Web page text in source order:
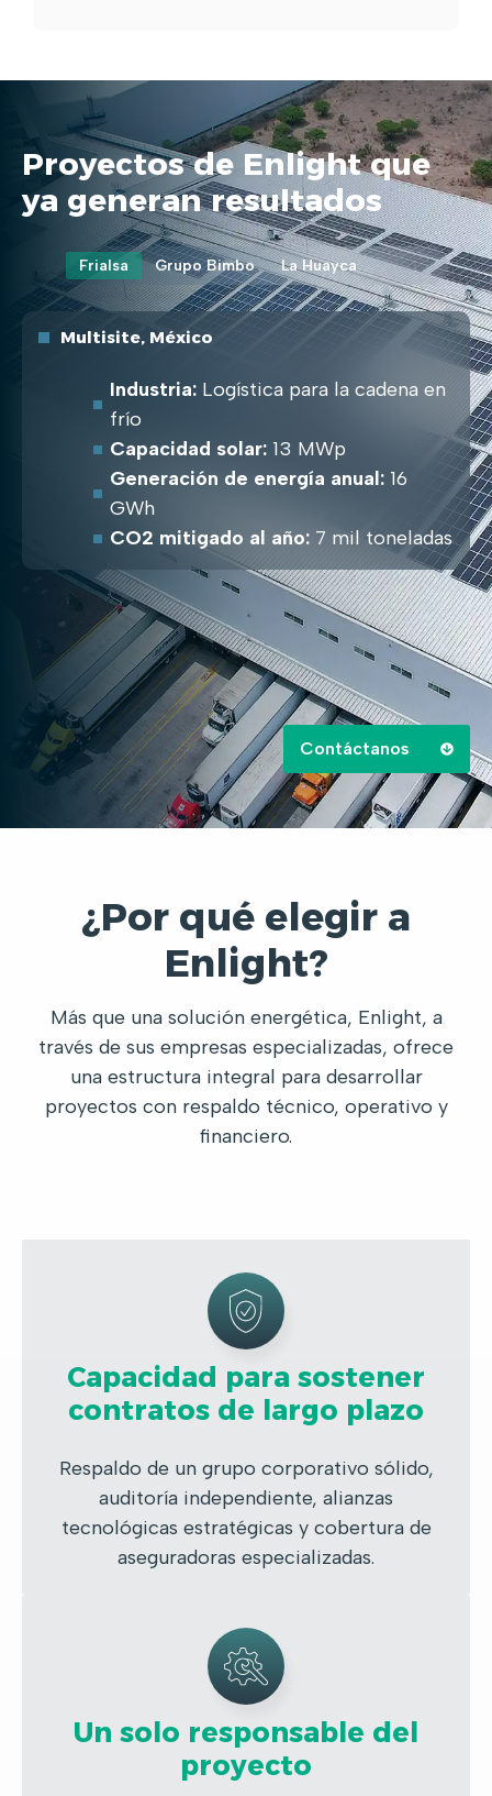
Proyectos de Enlight que
ya generan resultados
Frialsa Grupo Bimbo La Huayca
Multisite, México
Industria: Logística para la cadena en
frío
Capacidad solar: 13 MWp
Generación de energía anual: 16
GWh
CO2 mitigado al año: 7 mil toneladas
Contáctanos
¿Por qué elegir a
Enlight?
Más que una solución energética, Enlight, a
través de sus empresas especializadas, ofrece
una estructura integral para desarrollar
proyectos con respaldo técnico, operativo y
financiero.
Capacidad para sostener
contratos de largo plazo
Respaldo de un grupo corporativo sólido,
auditoría independiente, alianzas
tecnológicas estratégicas y cobertura de
aseguradoras especializadas.
Un solo responsable del
proyecto